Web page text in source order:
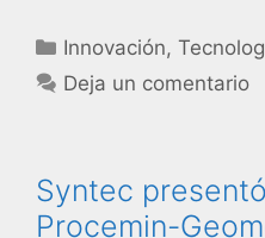
Innovación,
Deja un comentario
Syntec
Procemin-